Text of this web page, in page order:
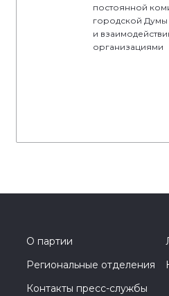
постоянной
городской
и
организациями
О партии
Региональные отделения
Контакты пресс-службы